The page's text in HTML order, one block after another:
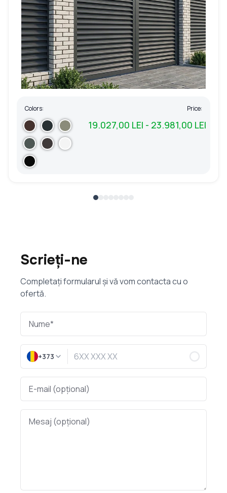
Colors: Price:
19.027,00 LEI - 23.981,00 LEI
Scrieți-ne
Completați formularul și vă vom contacta cu o
ofertă.
+373